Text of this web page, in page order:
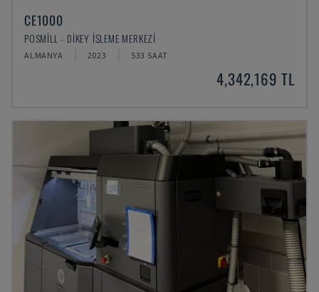
CE1000
POSMILL - DIKEY İŞLEME MERKEZI
ALMANYA 2023 533 SAAT
4,342,169 TL